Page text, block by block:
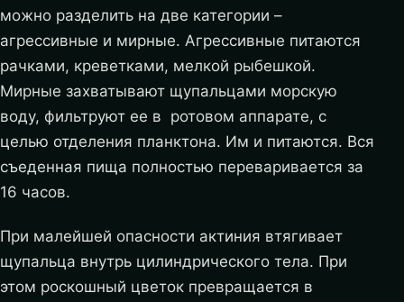
можно разделить на две категории –
агрессивные и мирные. Агрессивные питаются
рачками, креветками, мелкой рыбешкой.
Мирные захватывают щупальцами морскую
воду, фильтруют ее в ротовом аппарате, с
целью отделения планктона. Им и питаются. Вся
съеденная пища полностью переваривается за
16 часов.
При малейшей опасности актиния втягивает
щупальца внутрь цилиндрического тела. При
этом роскошный цветок превращается в